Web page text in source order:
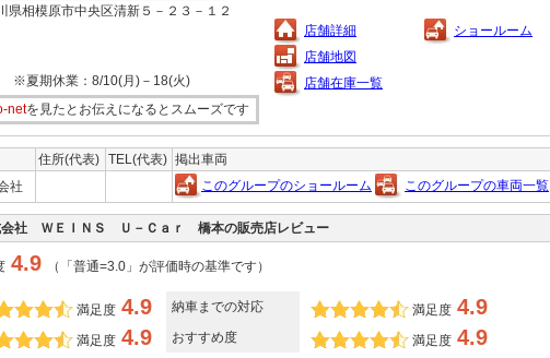
県相模原市中央区清新５－２３－１２
※夏期休業：8/10(月)－18(火)
netを見たとお伝えになるとスムーズです
店舗詳細
店舗地図
店舗在庫一覧
ショールーム
住所(代表) TEL(代表) 掲出車両
社
このグループのショールーム このグループの車両一覧
会社 ＷＥＩＮＳ Ｕ－Ｃａｒ 橋本の販売店レビュー
4.9 （「普通=3.0」が評価時の基準です）
満足度 4.9 納車までの対応 満足度 4.9
満足度 4.9 おすすめ度 満足度 4.9